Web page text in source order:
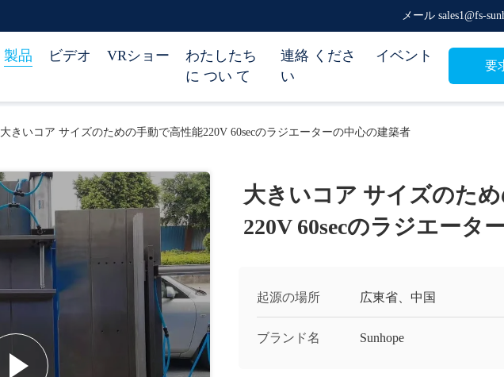
メール sales1@fs-
製品 ビデオ VRショー
わたしたち
に つい て
連絡 くださ
い
イベント
要
大きいコア サイズのための手動で高性能220V 60secのラジエーターの中心の建築者
大きいコア サイズのた
220V 60secのラジエータ
起源の場所 広東省、中国
ブランド名 Sunhope